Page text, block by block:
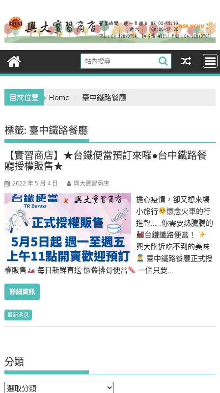
content
目前位置 Home 臺中鐵路餐廳
標籤: 臺中鐵路餐廳
【實習商店】★台鐵便當預訂來囉●台中鐵路餐
廳授權販售★
2022 年 5 月 4 日 興大實習商店
擔心疫情，卻又想來場
小旅行
懷念火車的行
進聲……你需要熱騰騰的
台鐵鐵路便當！
興大附近吃不到的美味
臺中鐵路餐廳正式授
權販售
每日新鮮直送 懷舊排骨便當 一個只要…
詳細資訊
最新消息
分類
分